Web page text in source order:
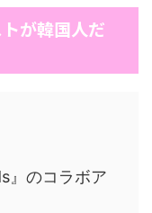
が韓国人だ
』のコラボア